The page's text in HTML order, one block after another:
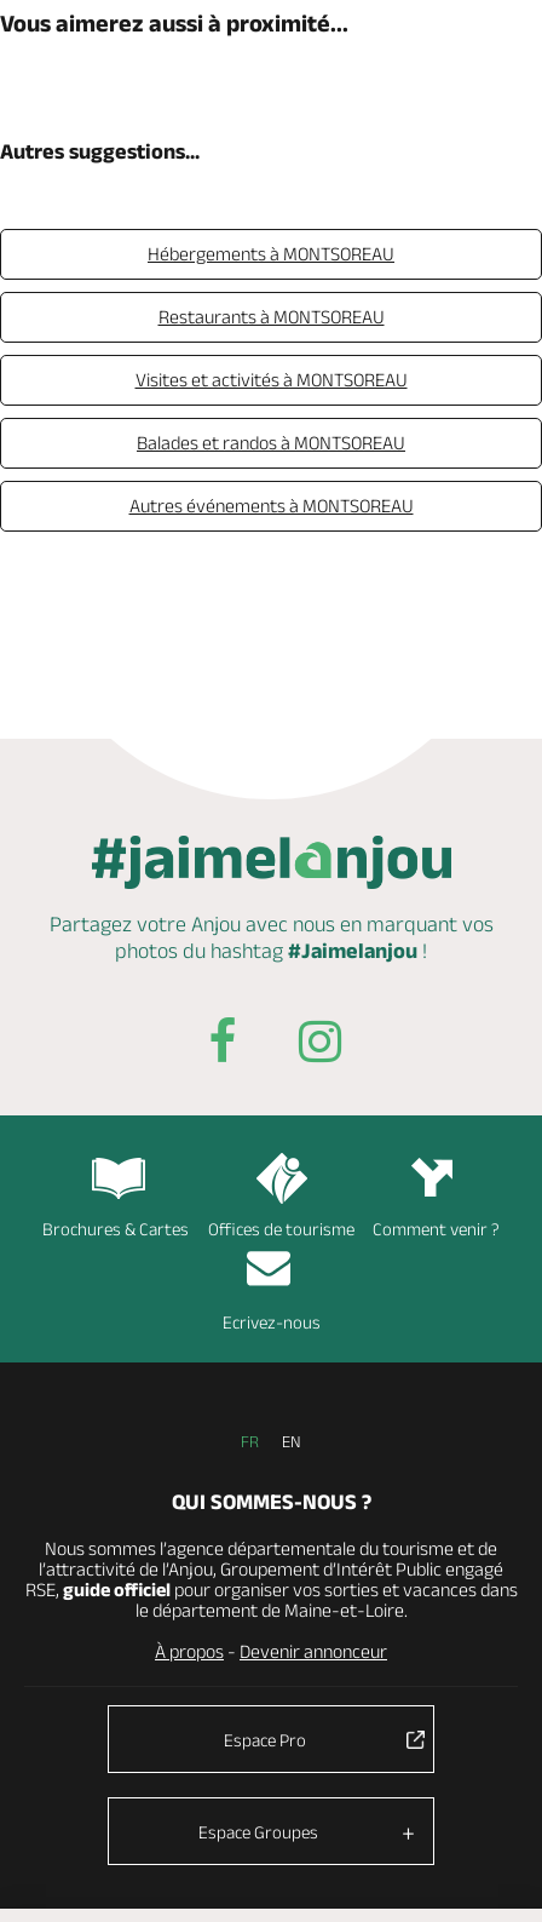
Vous aimerez aussi à proximité...
Autres suggestions...
Hébergements à MONTSOREAU
Restaurants à MONTSOREAU
Visites et activités à MONTSOREAU
Balades et randos à MONTSOREAU
Autres événements à MONTSOREAU
Partagez votre Anjou avec nous en marquantvos
photos du hashtag #Jaimelanjou !
Brochures & Cartes Offices de tourisme Comment venir ?
Ecrivez-nous
FR EN
QUI SOMMES-NOUS ?
Nous sommes l’agence départementale du tourisme et de
l’attractivité de l’Anjou, Groupement d’Intérêt Public engagé
RSE, guide officielpour organiser vos sorties et vacances dans
le département de Maine-et-Loire.
À propos - Devenir annonceur
Espace Pro
Espace Groupes